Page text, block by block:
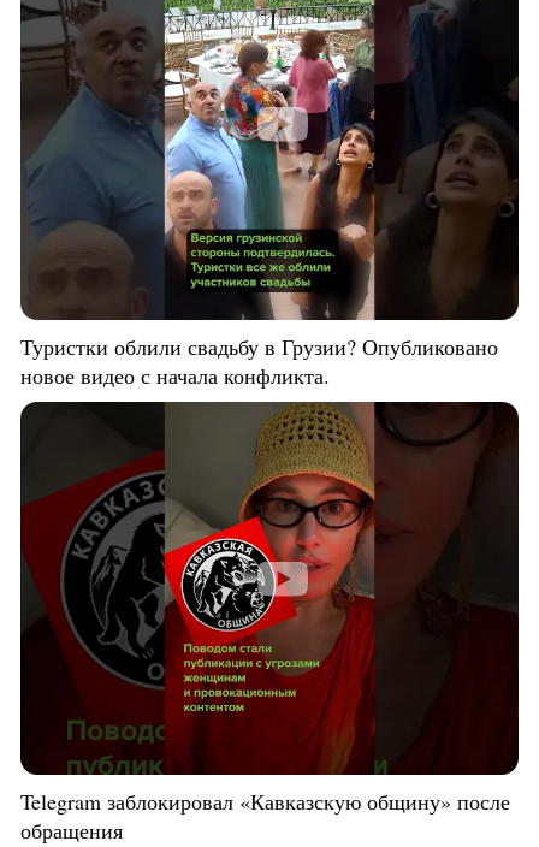
Туристки облили свадьбу в Грузии? Опубликовано
новое видео с начала конфликта.
Telegram заблокировал «Кавказскую общину» после
обращения